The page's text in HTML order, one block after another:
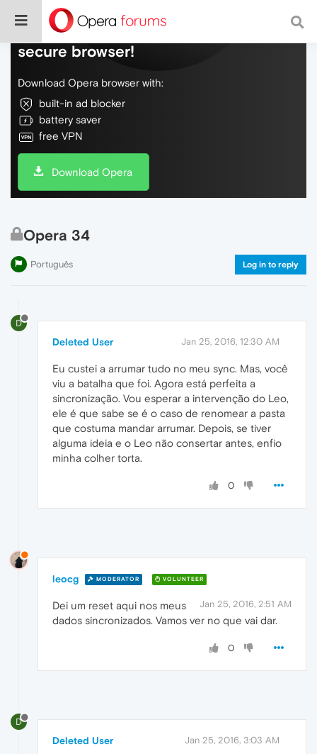
Do more on the web, with a fast and
secure browser!
Download Opera browser with:
built-in ad blocker
battery saver
free VPN
Download Opera
Opera 34
Português Log in to reply
D
Deleted User Jan 25, 2016, 12:30 AM
Eu custei a arrumar tudo no meu sync. Mas, você
viu a batalha que foi. Agora está perfeita a
sincronização. Vou esperar a intervenção do Leo,
ele é que sabe se é o caso de renomear a pasta
que costuma mandar arrumar. Depois, se tiver
alguma ideia e o Leo não consertar antes, enfio
minha colher torta.
0
leocg MODERATOR VOLUNTEER
Jan 25, 2016, 2:51 AM
Dei um reset aqui nos meus
dados sincronizados. Vamos ver no que vai dar.
0
D
Deleted User Jan 25, 2016, 3:03 AM